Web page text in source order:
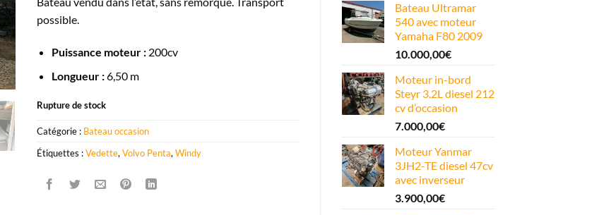
Bateau Ultramar
540 avec moteur
Yamaha F80 2009
10.000,00€
Moteur in-bord
Steyr 3.2L diesel 212
cv d’occasion
7.000,00€
Moteur Yanmar
3JH2-TE diesel 47cv
avec inverseur
3.900,00€
possible.
Puissance moteur :200cv
Longueur :6,50 m
Rupture de stock
Catégorie : Bateau occasion
Étiquettes :Vedette, Volvo Penta, Windy